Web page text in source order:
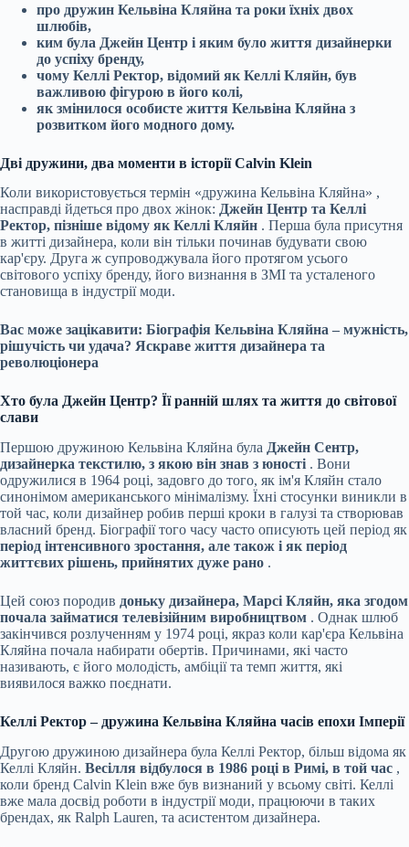
про дружин Кельвіна Кляйна та роки їхніх двох
шлюбів,
ким була Джейн Центр і яким було життя дизайнерки
до успіху бренду,
чому Келлі Ректор, відомий як Келлі Кляйн, був
важливою фігурою в його колі,
як змінилося особисте життя Кельвіна Кляйна з
розвитком його модного дому.
Дві дружини, два моменти в історії Calvin Klein
Коли використовується термін «дружина Кельвіна Кляйна» ,
насправді йдеться про двох жінок: Джейн Центр та Келлі
Ректор, пізніше відому як Келлі Кляйн . Перша була присутня
в житті дизайнера, коли він тільки починав будувати свою
кар'єру. Друга ж супроводжувала його протягом усього
світового успіху бренду, його визнання в ЗМІ та усталеного
становища в індустрії моди.
Вас може зацікавити: Біографія Кельвіна Кляйна – мужність,
рішучість чи удача? Яскраве життя дизайнера та
революціонера
Хто була Джейн Центр? Її ранній шлях та життя до світової
слави
Першою дружиною Кельвіна Кляйна була Джейн Сентр,
дизайнерка текстилю, з якою він знав з юності . Вони
одружилися в 1964 році, задовго до того, як ім'я Кляйн стало
синонімом американського мінімалізму. Їхні стосунки виникли в
той час, коли дизайнер робив перші кроки в галузі та створював
власний бренд. Біографії того часу часто описують цей період як
період інтенсивного зростання, але також і як період
життєвих рішень, прийнятих дуже рано .
Цей союз породив доньку дизайнера, Марсі Кляйн, яка згодом
почала займатися телевізійним виробництвом . Однак шлюб
закінчився розлученням у 1974 році, якраз коли кар'єра Кельвіна
Кляйна почала набирати обертів. Причинами, які часто
називають, є його молодість, амбіції та темп життя, які
виявилося важко поєднати.
Келлі Ректор – дружина Кельвіна Кляйна часів епохи Імперії
Другою дружиною дизайнера була Келлі Ректор, більш відома як
Келлі Кляйн. Весілля відбулося в 1986 році в Римі, в той час ,
коли бренд Calvin Klein вже був визнаний у всьому світі. Келлі
вже мала досвід роботи в індустрії моди, працюючи в таких
брендах, як Ralph Lauren, та асистентом дизайнера.